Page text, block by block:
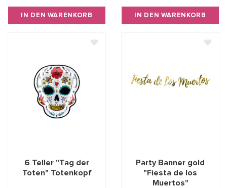
IN DEN WARENKORB IN DEN WARENKORB
6 Teller "Tag der
Toten" Totenkopf
Party Banner gold
"Fiesta de los
Muertos"